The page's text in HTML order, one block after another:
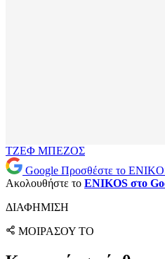
ΤΖΕΦ ΜΠΕΖΟΣ
Google Προσθέστε το
Ακολουθήστε το ENIKOS στο
ΔΙΑΦΗΜΙΣΗ
ΜΟΙΡΑΣΟΥ ΤΟ